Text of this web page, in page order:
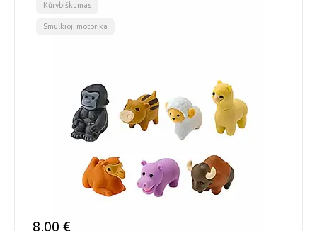
Kūrybiškumas
Smulkioji motorika
8,00 €